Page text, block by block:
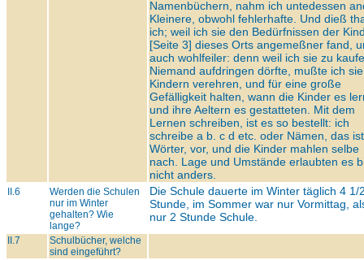
Namenbüchern, nahm ich untedessen
Kleinere, obwohl fehlerhafte. Und dieß
ich; weil ich sie den Bedürfnissen der
[Seite 3] dieses Orts angemeßner fand,
auch wohlfeiler: denn weil ich sie zu
Niemand aufdringen dörfte, mußte ich
Kindern verehren, und für eine große
Gefälligkeit halten, wann die Kinder es
und ihre Aeltern es gestatteten. Mit dem
Lernen schreiben, ist es so bestellt: ich
schreibe a b. c d etc. oder Nämen, das ist
Wörter, vor, und die Kinder mahlen selbe
nach. Lage und Umstände erlaubten es
nicht anders.
II.6
Werden die Schulen
nur im Winter
gehalten? Wie
lange?
Die Schule dauerte im Winter täglich 4 1/
Stunde, im Sommer war nur Vormittag,
nur 2 Stunde Schule.
II.7
Schulbücher, welche
sind eingeführt?